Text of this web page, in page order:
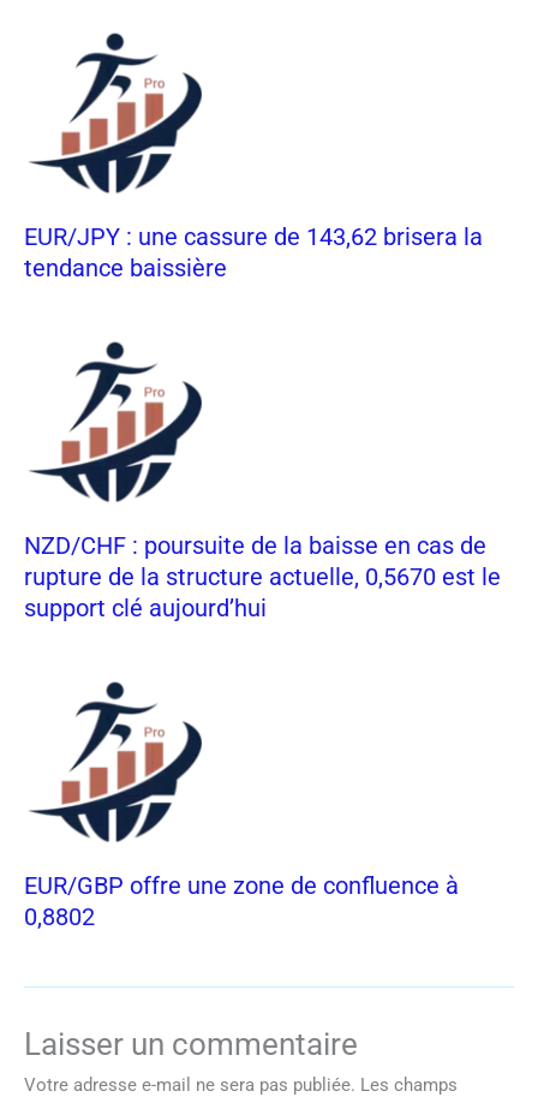
EUR/JPY : une cassure de 143,62 brisera la
tendance baissière
NZD/CHF : poursuite de la baisse en cas de
rupture de la structure actuelle, 0,5670 est le
support clé aujourd’hui
EUR/GBP offre une zone de confluence à
0,8802
Laisser un commentaire
Votre adresse e-mail ne sera pas publiée. Les champs